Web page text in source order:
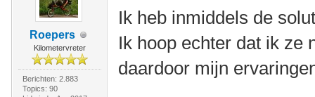
Roepers
Kilometervreter
Berichten: 2.883
Topics: 90
Ik heb inmiddels de
Ik hoop echter dat ik ze
daardoor mijn